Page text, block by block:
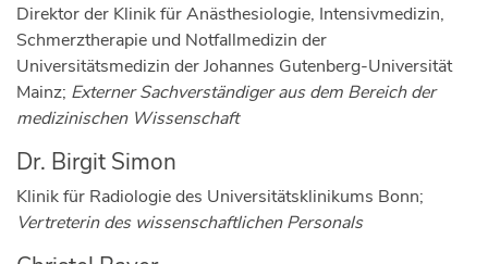
Direktor der Klinik für Anästhesiologie, Intensivmedizin,
Schmerztherapie und Notfallmedizin der
Universitätsmedizin der Johannes Gutenberg-Universität
Mainz; Externer Sachverständiger aus dem Bereich der
medizinischen Wissenschaft
Dr. Birgit Simon
Klinik für Radiologie des Universitätsklinikums Bonn;
Vertreterin des wissenschaftlichen Personals